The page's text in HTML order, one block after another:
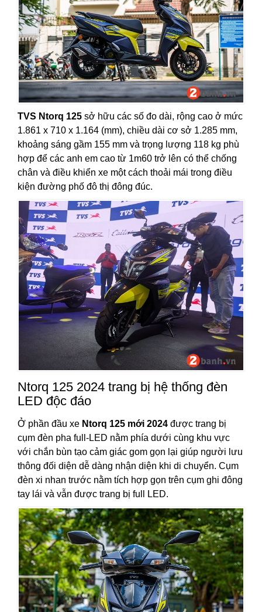
TVS Ntorq 125 sở hữu các số đo dài, rộng cao ở mức
1.861 x 710 x 1.164 (mm), chiều dài cơ sở 1.285 mm,
khoảng sáng gầm 155 mm và trọng lượng 118 kg phù
hợp để các anh em cao từ 1m60 trở lên có thể chống
chân và điều khiển xe một cách thoải mái trong điều
kiện đường phố đô thị đông đúc.
Ntorq 125 2024 trang bị hệ thống đèn
LED độc đáo
Ở phần đầu xe Ntorq 125 mới 2024 được trang bị
cụm đèn pha full-LED nằm phía dưới cùng khu vực
với chắn bùn tạo cảm giác gom gọn lại giúp người lưu
thông đối diện dễ dàng nhận diện khi di chuyển. Cụm
đèn xi nhan trước nằm tích hợp gọn trên cụm ghi đông
tay lái và vẫn được trang bị full LED.